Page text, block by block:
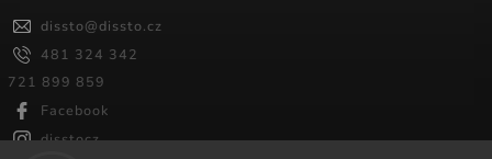
dissto@dissto.cz
481 324 342
721 899 859
Facebook
disstocz